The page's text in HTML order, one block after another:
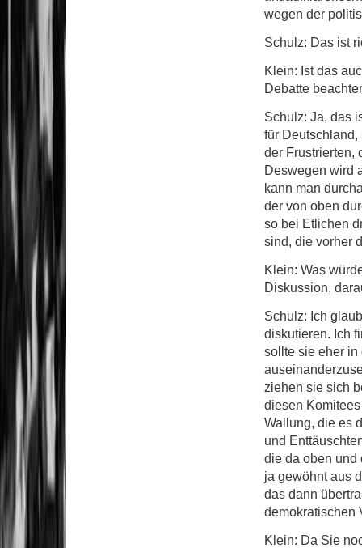
wegen der
Schulz: Das ist
Klein: Ist das
Debatte
Schulz: Ja, das
für
der Frustrierten,
Deswegen wird
kann man
der von oben
so bei Etlichen
sind, die vorher
Klein: Was
Diskussion,
Schulz: Ich
diskutieren. Ich
sollte sie eher
ziehen sie sich
diesen
Wallung, die es
und
die da oben und
ja gewöhnt aus
das dann
demokratischen
Klein: Da Sie